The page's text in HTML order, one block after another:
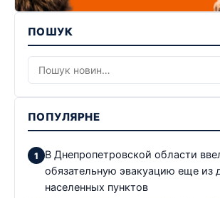
ПОШУК
ПОПУЛЯРНЕ
В Днепропетровской области
обязательную эвакуацию еще из
населенных пунктов